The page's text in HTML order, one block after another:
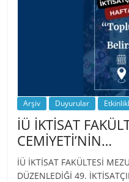
Arşiv Duyurular
İÜ İKTİSAT
CEMİYETİ’NİN…
İÜ İKTİSAT FAKÜLTESİ
DÜZENLEDİĞİ 49.